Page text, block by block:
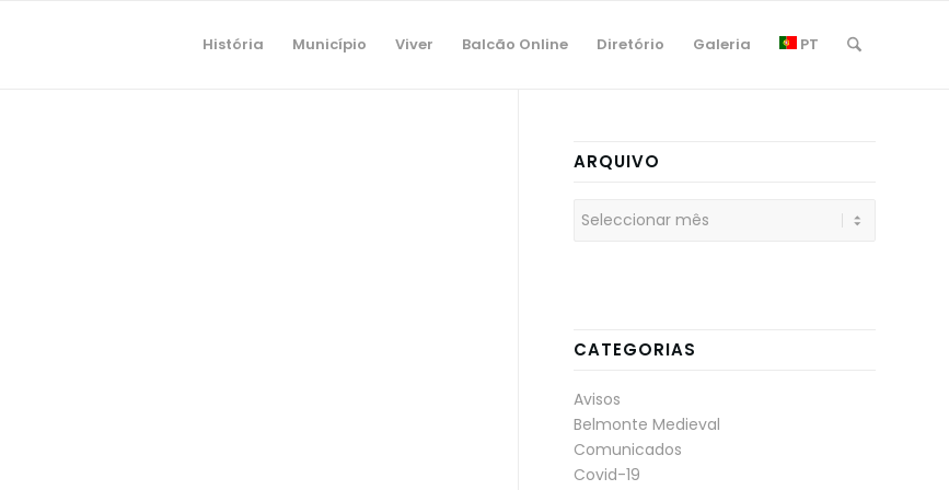
História Município Viver Balcão Online Diretório Galeria PT
ARQUIVO
CATEGORIAS
Avisos
Belmonte Medieval
Comunicados
Covid-19